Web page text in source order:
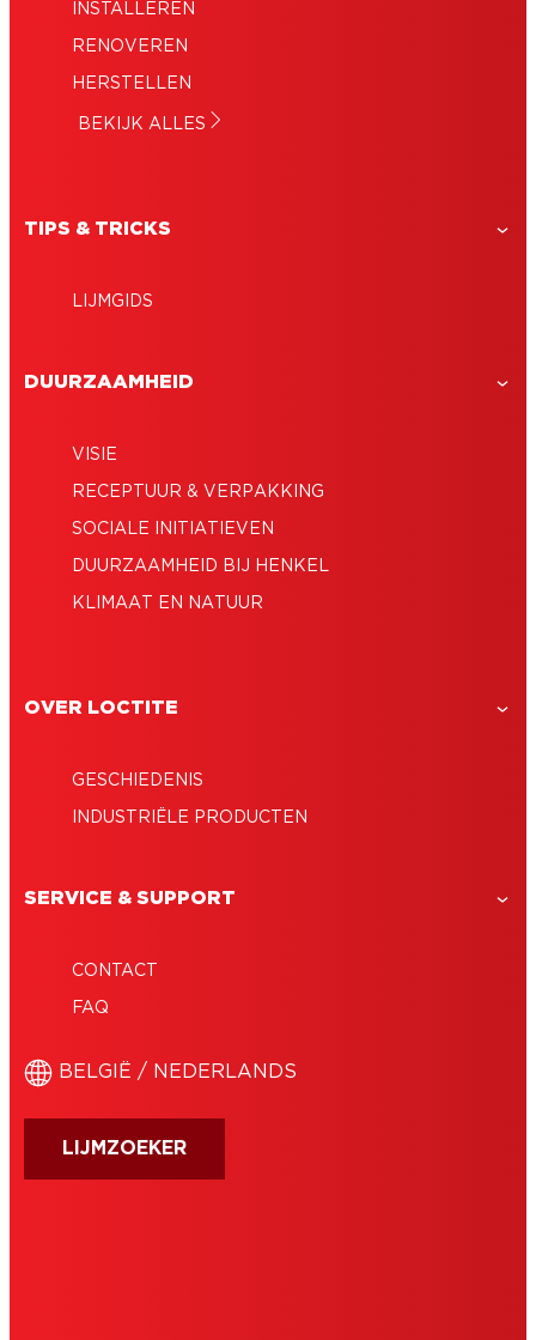
INSTALLEREN
RENOVEREN
HERSTELLEN
BEKIJK ALLES
TIPS & TRICKS
LIJMGIDS
DUURZAAMHEID
VISIE
RECEPTUUR & VERPAKKING
SOCIALE INITIATIEVEN
DUURZAAMHEID BIJ HENKEL
KLIMAAT EN NATUUR
OVER LOCTITE
GESCHIEDENIS
INDUSTRIËLE PRODUCTEN
SERVICE & SUPPORT
CONTACT
FAQ
BELGIË / NEDERLANDS
LIJMZOEKER